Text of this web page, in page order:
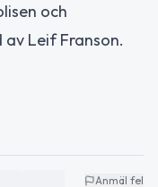
och
Leif Franson.
Anmäl fel